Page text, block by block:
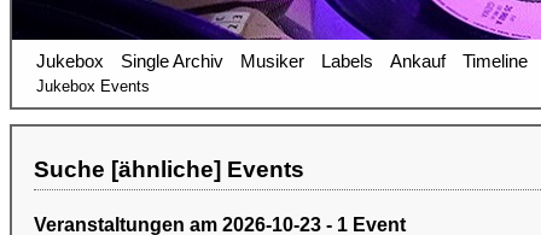
Jukebox Single Archiv Musiker Labels Ankauf Timeline
Jukebox Events
Suche [ähnliche] Events
Veranstaltungen am 2026-10-23 - 1 Event